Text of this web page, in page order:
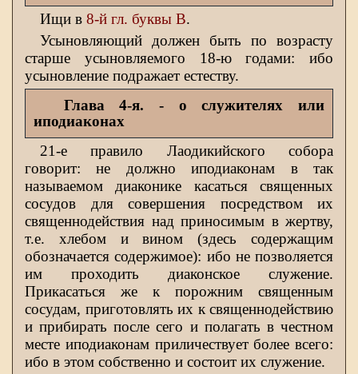
Ищи в 8-й гл. буквы Β.
Усыновляющий должен быть по возрасту
старше усыновляемого 18-ю годами: ибо
усыновление подражает естеству.
Глава 4-я. - о служителях или
иподиаконах
21-е правило Лаодикийского собора
говорит: не должно иподиаконам в так
называемом диаконике касаться священных
сосудов для совершения посредством их
священнодействия над приносимым в жертву,
т.е. хлебом и вином (здесь содержащим
обозначается содержимое): ибо не позволяется
им проходить диаконское служение.
Прикасаться же к порожним священным
сосудам, приготовлять их к священнодействию
и прибирать после сего и полагать в честном
месте иподиаконам приличествует более всего:
ибо в этом собственно и состоит их служение.